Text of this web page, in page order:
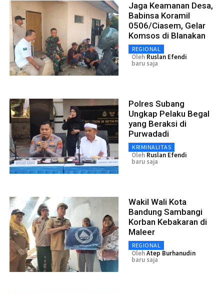
Jaga Keamanan Desa,
Babinsa Koramil
0506/Ciasem, Gelar
Komsos di Blanakan
REGIONAL
Oleh Ruslan Efendi
baru saja
Polres Subang
Ungkap Pelaku Begal
yang Beraksi di
Purwadadi
KRIMINALITAS
Oleh Ruslan Efendi
baru saja
Wakil Wali Kota
Bandung Sambangi
Korban Kebakaran di
Maleer
REGIONAL
OlehAtep Burhanudin
baru saja